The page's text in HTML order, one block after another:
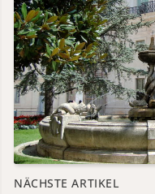
NÄCHSTE ARTIKEL